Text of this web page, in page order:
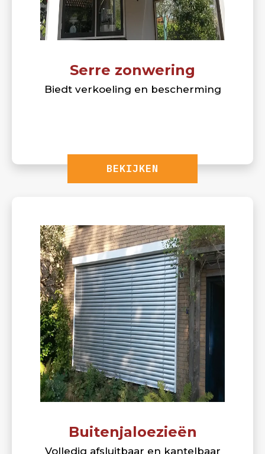
Serre zonwering
Biedt verkoeling en bescherming
BEKIJKEN
Buitenjaloezieën
Volledig afsluitbaar en kantelbaar